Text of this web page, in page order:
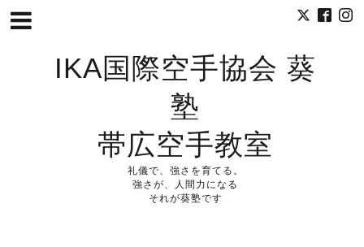
IKA国際空手協会 葵
塾
帯広空手教室
礼儀で、強さを育てる。
強さが、人間力になる
それが葵塾です